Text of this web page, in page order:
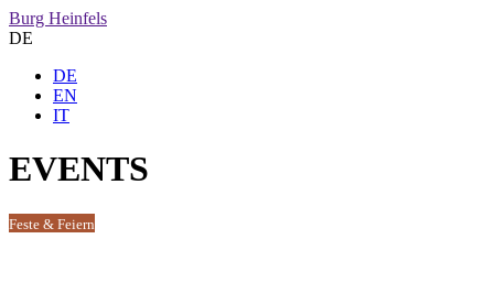
Burg Heinfels
DE
DE
EN
IT
EVENTS
Feste & Feiern